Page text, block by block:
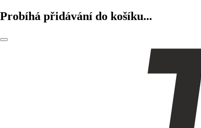
Probíhá přidávání do košíku...